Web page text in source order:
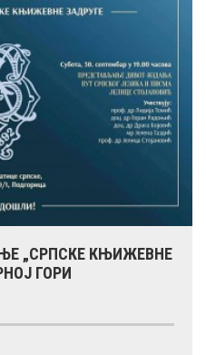
„СРПСКЕ КЊИЖЕВНЕ
ГОРИ